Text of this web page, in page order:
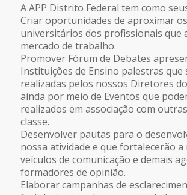
A APP Distrito Federal tem como
Criar oportunidades de aproximar os
universitários dos profissionais que
mercado de trabalho.
Promover Fórum de Debates
Instituições de Ensino palestras que
realizadas pelos nossos Diretores
ainda por meio de Eventos que
realizados em associação com
classe.
Desenvolver pautas para o
nossa atividade e que fortalecerão a
veículos de comunicação e demais
formadores de opinião.
Elaborar campanhas de